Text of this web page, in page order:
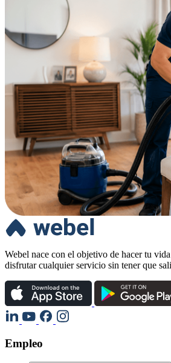
Webel nace con el objetivo de hacer tu
disfrutar cualquier servicio sin tener que
Empleo